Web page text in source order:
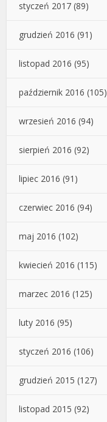
styczeń 2017 (89)
grudzień 2016 (91)
listopad 2016 (95)
październik 2016 (105)
wrzesień 2016 (94)
sierpień 2016 (92)
lipiec 2016 (91)
czerwiec 2016 (94)
maj 2016 (102)
kwiecień 2016 (115)
marzec 2016 (125)
luty 2016 (95)
styczeń 2016 (106)
grudzień 2015 (127)
listopad 2015 (92)